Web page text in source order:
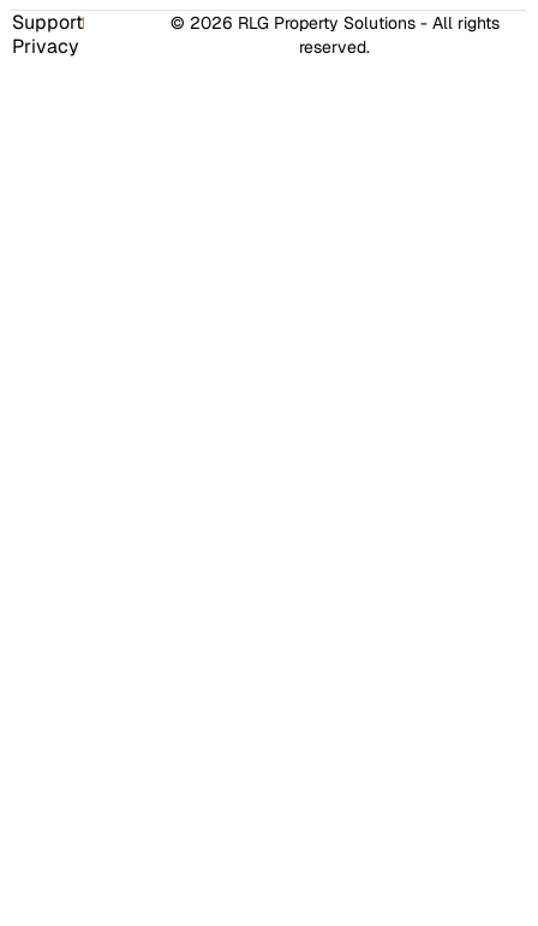
© 2026 RLG Property Solutions - All rights
reserved.
Support
Privacy